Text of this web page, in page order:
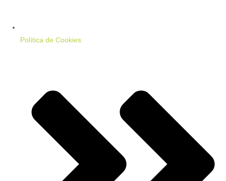
Política de Cookies